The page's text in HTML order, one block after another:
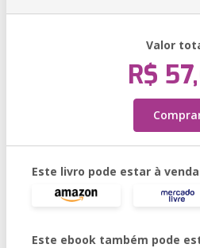
Valor
R$
Este livro pode estar à
Este ebook também pode